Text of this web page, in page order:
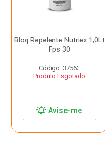
Bloq Repelente Nutriex 1,0Lt
Fps 30
Código: 37563
Produto Esgotado
Avise-me